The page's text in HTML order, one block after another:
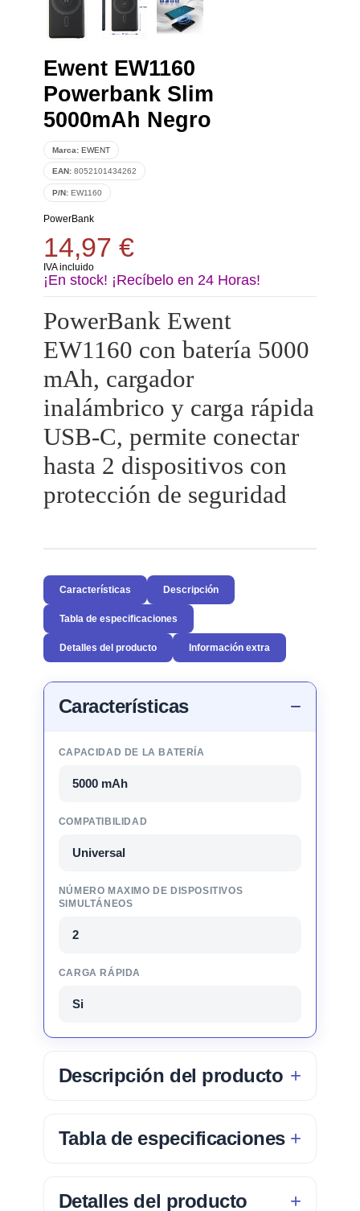
Ewent EW1160
Powerbank Slim
5000mAh Negro
Marca: EWENT
EAN: 8052101434262
P/N: EW1160
PowerBank
14,97 €
IVA incluido
¡En stock! ¡Recíbelo en 24 Horas!
PowerBank Ewent
EW1160 con batería 5000
mAh, cargador
inalámbrico y carga rápida
USB-C, permite conectar
hasta 2 dispositivos con
protección de seguridad
Características Descripción
Tabla de especificaciones
Detalles del producto Información extra
Características
CAPACIDAD DE LA BATERÍA
5000 mAh
COMPATIBILIDAD
Universal
NÚMERO MAXIMO DE DISPOSITIVOS
SIMULTÁNEOS
2
CARGA RÁPIDA
Si
Descripción del producto
Tabla de especificaciones
Detalles del producto